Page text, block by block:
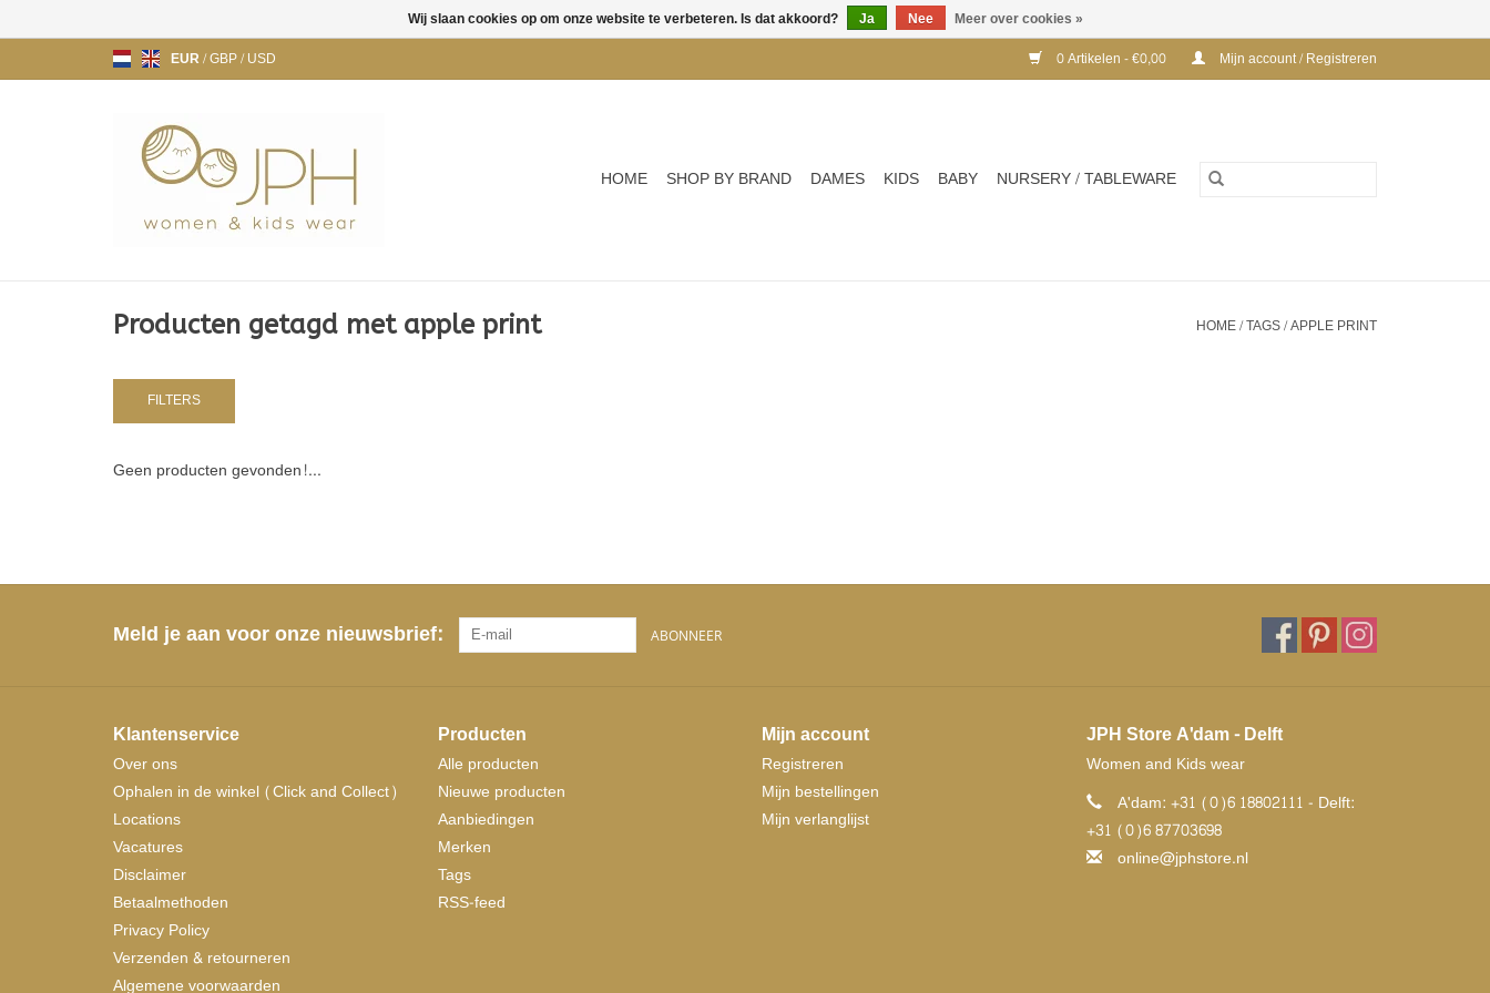
EUR/GBP/USD 0 Artikelen - €0,00 Mijn account / Registreren
HOME SHOP BY BRAND DAMES KIDS BABY NURSERY / TABLEWARE
Producten getagd met apple print HOME/TAGS/APPLE PRINT
FILTERS
Geen producten gevonden!...
Meld je aan voor onze nieuwsbrief: ABONNEER
Klantenservice
Over ons
Ophalen in de winkel (Click and Collect)
Locations
Vacatures
Disclaimer
Betaalmethoden
Privacy Policy
Verzenden & retourneren
Algemene voorwaarden
Producten
Alle producten
Nieuwe producten
Aanbiedingen
Merken
Tags
RSS-feed
Mijn account
Registreren
Mijn bestellingen
Mijn verlanglijst
JPH Store A'dam - Delft
Women and Kids wear
A'dam: +31 (0)6 18802111 - Delft:
+31 (0)6 87703698
online@jphstore.nl
Wij slaan cookies op om onze website te verbeteren. Is dat akkoord? Ja Nee Meer over cookies »